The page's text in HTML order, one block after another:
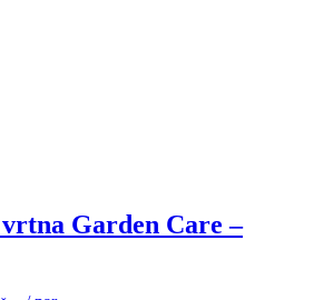
Garden Care –